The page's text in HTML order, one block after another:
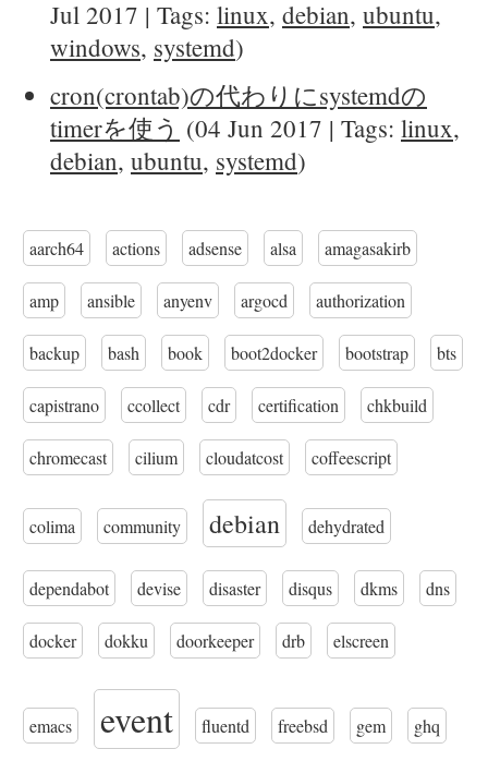
Jul 2017 | Tags: linux, debian, ubuntu,
windows, systemd)
cron(crontab)の代わりにsystemdの
timerを使う (04 Jun 2017 | Tags: linux,
debian, ubuntu, systemd)
aarch64 actions adsense alsa amagasakirb
amp ansible anyenv argocd authorization
backup bash book boot2docker bootstrap bts
capistrano ccollect cdr certification chkbuild
chromecast cilium cloudatcost coffeescript
colima community debian dehydrated
dependabot devise disaster disqus dkms dns
docker dokku doorkeeper drb elscreen
emacs event fluentd freebsd gem ghq